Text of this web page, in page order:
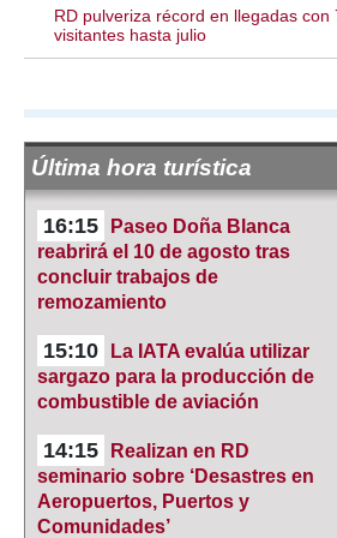
RD pulveriza récord en llegadas con
visitantes hasta julio
Última hora turística
16:15
Paseo Doña Blanca
reabrirá el 10 de agosto tras
concluir trabajos de
remozamiento
15:10
La IATA evalúa utilizar
sargazo para la producción de
combustible de aviación
14:15
Realizan en RD
seminario sobre ‘Desastres en
Aeropuertos, Puertos y
Comunidades’